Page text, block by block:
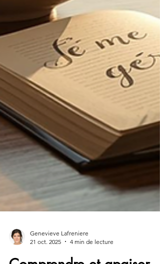
4 min de lecture